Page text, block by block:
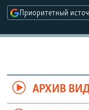
Приоритетный
АРХИВ